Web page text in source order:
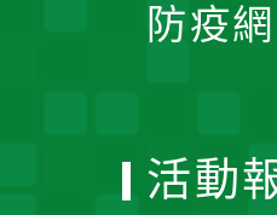
防疫
活動